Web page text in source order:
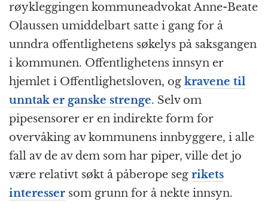
røykleggingen kommuneadvokat Anne-Beate
Olaussen umiddelbart satte i gang for å
unndra offentlighetens søkelys på saksgangen
i kommunen. Offentlighetens innsyn er
hjemlet i Offentlighetsloven, og kravene til
unntak er ganske strenge. Selv om
pipesensorer er en indirekte form for
overvåking av kommunens innbyggere, i alle
fall av de av dem som har piper, ville det jo
være relativt søkt å påberope seg rikets
interesser som grunn for å nekte innsyn.